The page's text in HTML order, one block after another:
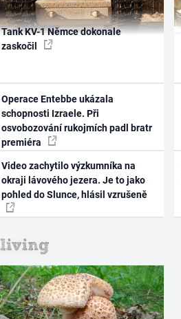
Tank KV-1 Němce dokonale
zaskočil
Operace Entebbe ukázala
schopnosti Izraele. Při
osvobozování rukojmích padl bratr
premiéra
Video zachytilo výzkumníka na
okraji lávového jezera. Je to jako
pohled do Slunce, hlásil vzrušeně